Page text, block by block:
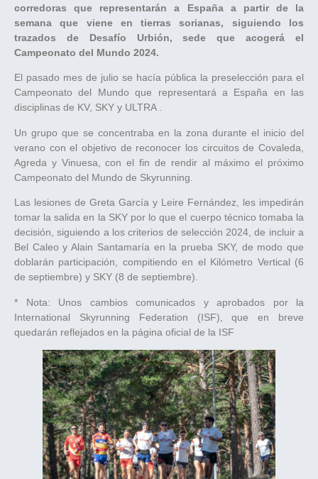
corredoras que representarán a España a partir de la
semana que viene en tierras sorianas, siguiendo los
trazados de Desafío Urbión, sede que acogerá el
Campeonato del Mundo 2024.
El pasado mes de julio se hacía pública la preselección para el
Campeonato del Mundo que representará a España en las
disciplinas de KV, SKY y ULTRA .
Un grupo que se concentraba en la zona durante el inicio del
verano con el objetivo de reconocer los circuitos de Covaleda,
Agreda y Vinuesa, con el fin de rendir al máximo el próximo
Campeonato del Mundo de Skyrunning.
Las lesiones de Greta García y Leire Fernández, les impedirán
tomar la salida en la SKY por lo que el cuerpo técnico tomaba la
decisión, siguiendo a los criterios de selección 2024, de incluir a
Bel Caleo y Alain Santamaría en la prueba SKY, de modo que
doblarán participación, compitiendo en el Kilómetro Vertical (6
de septiembre) y SKY (8 de septiembre).
* Nota: Unos cambios comunicados y aprobados por la
International Skyrunning Federation (ISF), que en breve
quedarán reflejados en la página oficial de la ISF